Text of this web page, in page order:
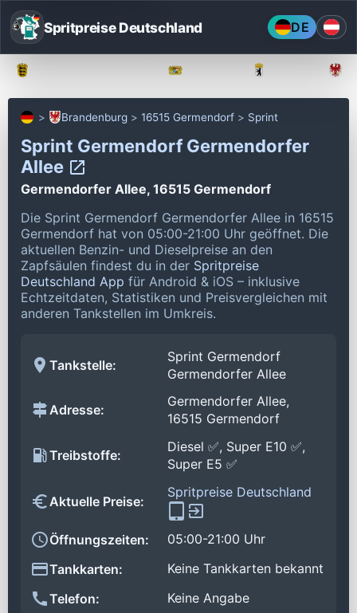
Spritpreise Deutschland DE
Brandenburg 16515 Germendorf Sprint
Sprint Germendorf Germendorfer
Allee
Germendorfer Allee, 16515 Germendorf
Die Sprint Germendorf Germendorfer Allee in 16515
Germendorf hat von 05:00-21:00 Uhr geöffnet. Die
aktuellen Benzin- und Dieselpreise an den
Zapfsäulen findest du in der Spritpreise
Deutschland App für Android & iOS – inklusive
Echtzeitdaten, Statistiken und Preisvergleichen mit
anderen Tankstellen im Umkreis.
Tankstelle:
Sprint Germendorf
Germendorfer Allee
Adresse:
Germendorfer Allee,
16515 Germendorf
Treibstoffe:
Diesel ✅, Super E10 ✅,
Super E5 ✅
Aktuelle Preise:
Spritpreise Deutschland
Öffnungszeiten:
05:00-21:00 Uhr
Tankkarten:
Keine Tankkarten bekannt
Telefon:
Keine Angabe